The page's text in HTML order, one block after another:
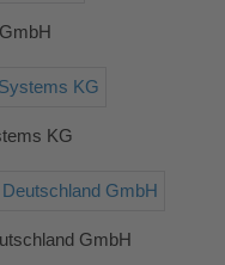
KG
GmbH